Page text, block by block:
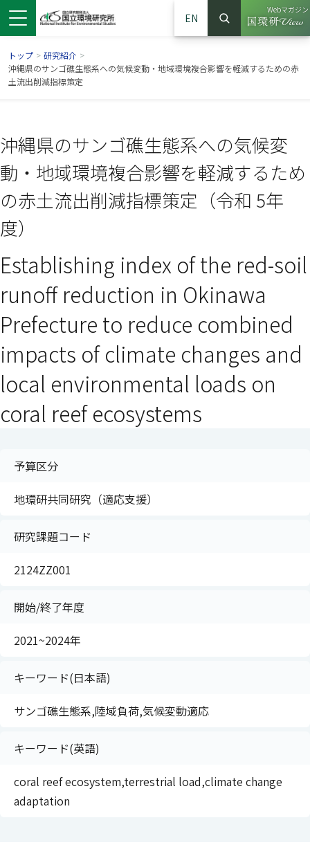
EN
サイト内検索
検索
Webマガジン
（別ウイ
トップ > 研究紹介 >
沖縄県のサンゴ礁生態系への気候変動・地域環境複合影響を軽減するための赤
土流出削減指標策定
沖縄県のサンゴ礁生態系への気候変
動・地域環境複合影響を軽減するため
の赤土流出削減指標策定（令和 5年
度）
Establishing index of the red-soil
runoff reduction in Okinawa
Prefecture to reduce combined
impacts of climate changes and
local environmental loads on
coral reef ecosystems
予算区分
地環研共同研究（適応支援）
研究課題コード
2124ZZ001
開始/終了年度
2021~2024年
キーワード(日本語)
サンゴ礁生態系,陸域負荷,気候変動適応
キーワード(英語)
coral reef ecosystem,terrestrial load,climate change
adaptation